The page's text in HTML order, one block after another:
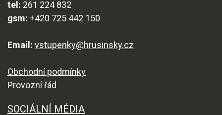
tel: 261 224 832
gsm: +420 725 442 150
Email: vstupenky@hrusinsky.cz
Obchodní podmínky
Provozní řád
SOCIÁLNÍ MÉDIA